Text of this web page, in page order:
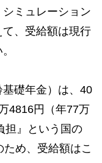
ミュレーション
、受給額は現行
礎年金）は、40
4816円（年77万
担』という国の
め、受給額はこ